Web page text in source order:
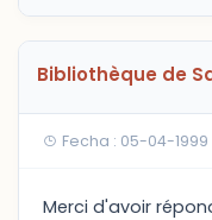
Bibliothèque de
Fecha : 05-04-
Merci d'avoir